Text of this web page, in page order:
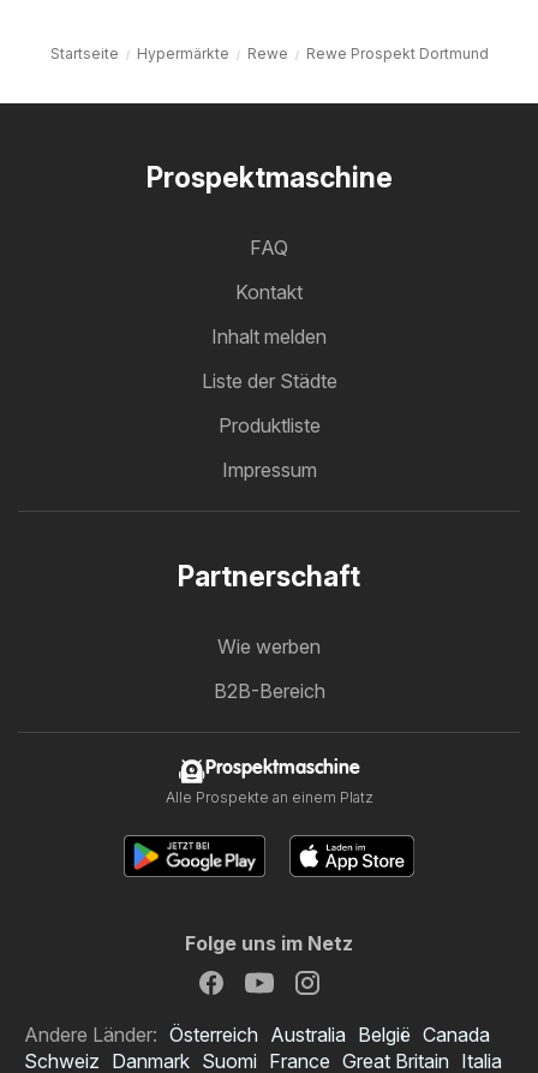
Startseite Hypermärkte Rewe Rewe Prospekt Dortmund
Prospektmaschine
FAQ
Kontakt
Inhalt melden
Liste der Städte
Produktliste
Impressum
Partnerschaft
Wie werben
B2B-Bereich
Prospektmaschine
Alle Prospekte an einem Platz
Folge uns im Netz
Andere Länder: Österreich Australia België Canada
Schweiz Danmark Suomi France Great Britain Italia